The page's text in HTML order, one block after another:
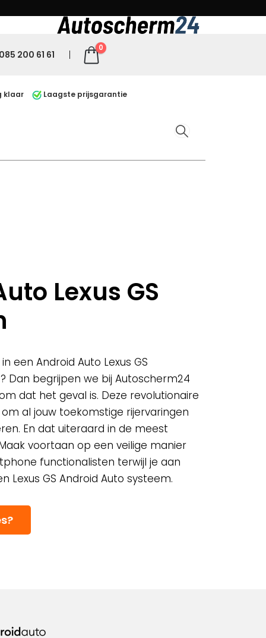
200 61 61
0
klaar Laagste prijsgarantie
Lexus GS
een Android Auto Lexus GS
Dan begrijpen we bij Autoscherm24
dat het geval is. Deze revolutionaire
al jouw toekomstige rijervaringen
En dat uiteraard in de meest
voortaan op een veilige manier
functionalisten terwijl je aan
Lexus GS Android Auto systeem.